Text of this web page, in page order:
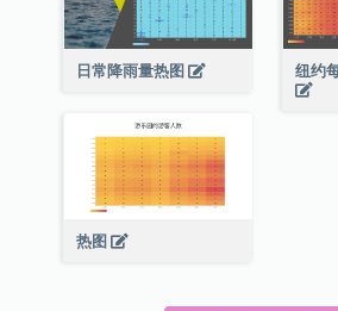
日常降雨量热图 纽约
热图